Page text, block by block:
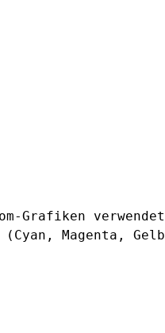
Grafiken
(Cyan, Magenta,